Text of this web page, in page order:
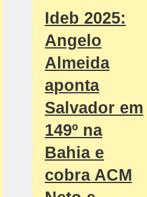
Ideb 2025:
Angelo
Almeida
aponta
Salvador em
149º na
Bahia e
cobra ACM